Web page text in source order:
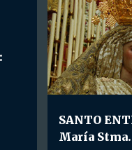
SANTO
María